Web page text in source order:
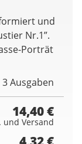
und
Nr.1”.
Porträt
3 Ausgaben
14,40 €
und Versand